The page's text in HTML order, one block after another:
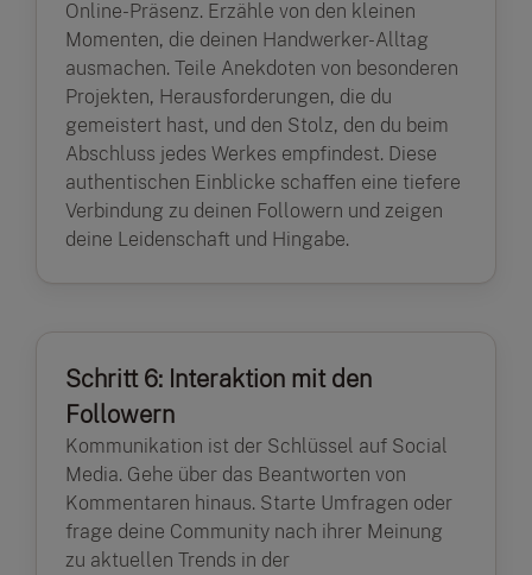
Online-Präsenz. Erzähle von den kleinen
Momenten, die deinen Handwerker-Alltag
ausmachen. Teile Anekdoten von besonderen
Projekten, Herausforderungen, die du
gemeistert hast, und den Stolz, den du beim
Abschluss jedes Werkes empfindest. Diese
authentischen Einblicke schaffen eine tiefere
Verbindung zu deinen Followern und zeigen
deine Leidenschaft und Hingabe.
Schritt 6: Interaktion mit den
Followern
Kommunikation ist der Schlüssel auf Social
Media. Gehe über das Beantworten von
Kommentaren hinaus. Starte Umfragen oder
frage deine Community nach ihrer Meinung
zu aktuellen Trends in der